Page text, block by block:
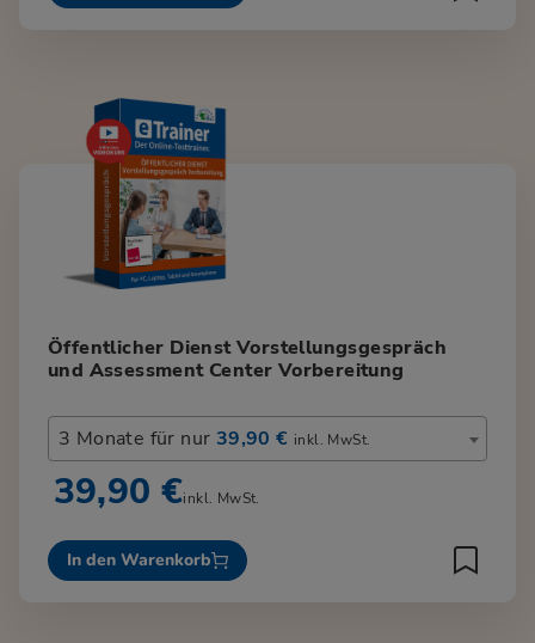
Öffentlicher Dienst Vorstellungsgespräch
und Assessment Center Vorbereitung
3 Monate für nur 39,90 € inkl. MwSt.
39,90 €inkl. MwSt.
In den Warenkorb